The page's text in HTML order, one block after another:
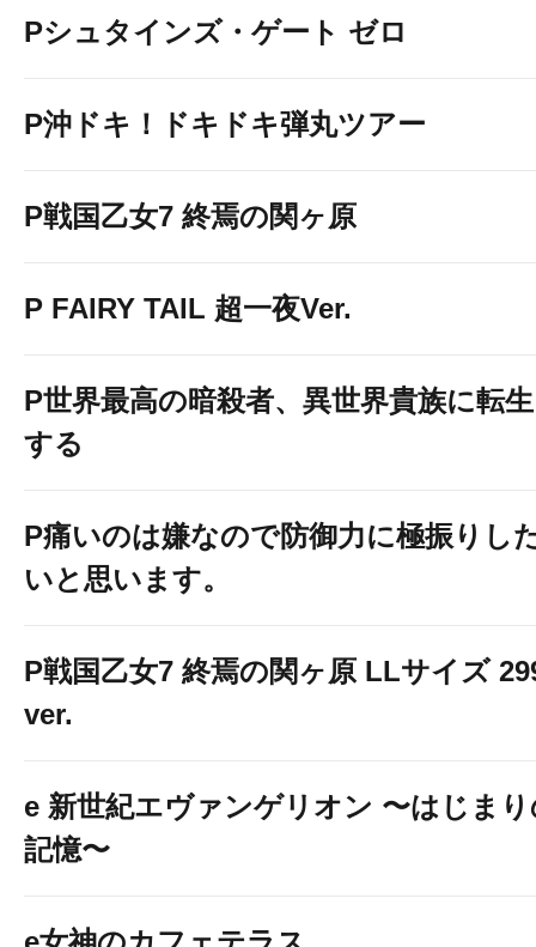
Pシュタインズ・ゲート ゼロ
P沖ドキ！ドキドキ弾丸ツアー
P戦国乙女7 終焉の関ヶ原
P FAIRY TAIL 超一夜Ver.
P世界最高の暗殺者、異世界貴族に転生
する
P痛いのは嫌なので防御力に極振りし
いと思います。
P戦国乙女7 終焉の関ヶ原 LLサイズ
ver.
e 新世紀エヴァンゲリオン 〜はじま
記憶〜